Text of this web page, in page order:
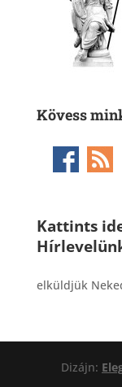
Kövess
Kattints
elküldjük
Dizájn: